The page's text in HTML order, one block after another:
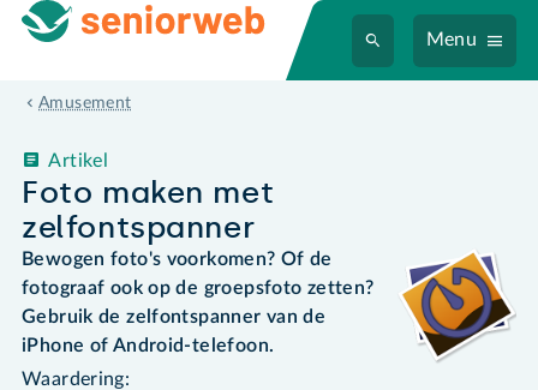
Menu
Amusement
Foto maken met
zelfontspanner
Artikel
Bewogen foto's voorkomen? Of de
fotograaf ook op de groepsfoto zetten?
Gebruik de zelfontspanner van de
iPhone of Android-telefoon.
Waardering: